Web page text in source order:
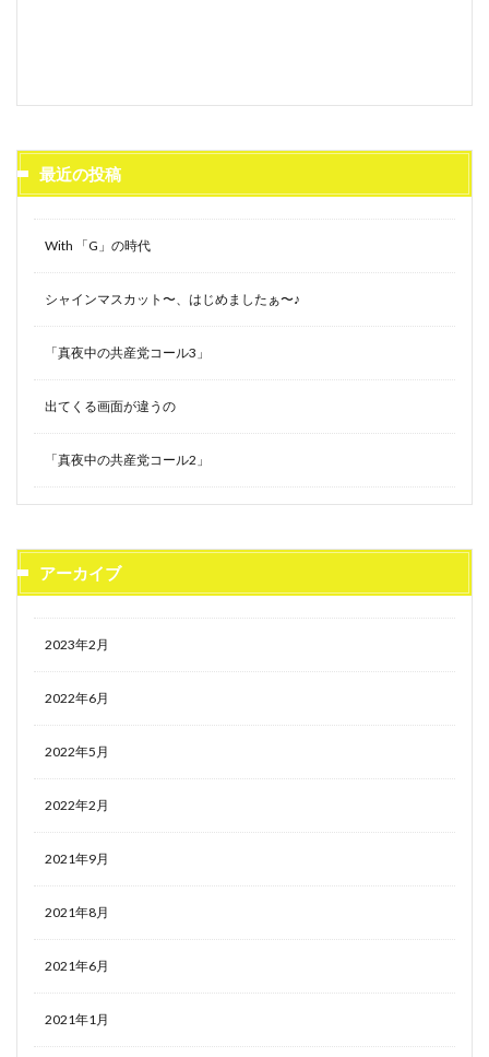
最近の投稿
With 「G」の時代
シャインマスカット〜、はじめましたぁ〜♪
「真夜中の共産党コール3」
出てくる画面が違うの
「真夜中の共産党コール2」
アーカイブ
2023年2月
2022年6月
2022年5月
2022年2月
2021年9月
2021年8月
2021年6月
2021年1月